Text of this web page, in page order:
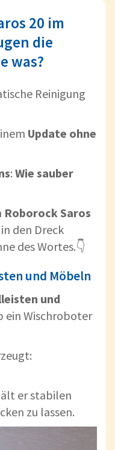
20 im
die
was?
Reinigung
Update ohne
: Wie sauber
Roborock Saros
den Dreck
des Wortes.👇
und Möbeln
und
ein Wischroboter
er stabilen
zu lassen.